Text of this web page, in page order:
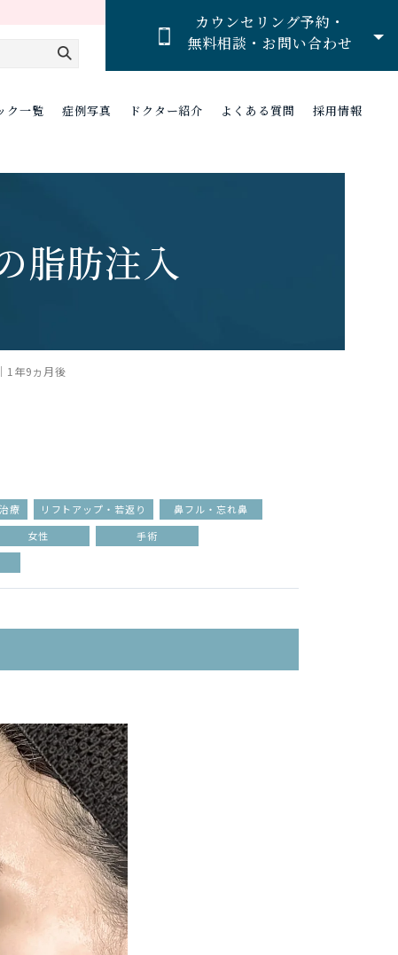
カウンセリング予約・
無料相談・お問い合わせ
ク一覧 症例写真 ドクター紹介 よくある質問 採用情報
脂肪注入
1年9ヵ月後
療 リフトアップ・若返り
鼻フル・忘れ鼻
女性
手術